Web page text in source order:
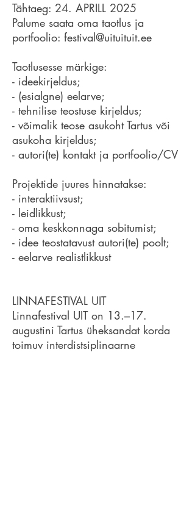
Tähtaeg: 24. APRILL 2025
Palume saata oma taotlus ja
portfoolio: festival@uituituit.ee
Taotlusesse märkige:
- ideekirjeldus;
- (esialgne) eelarve;
- tehnilise teostuse kirjeldus;
- võimalik teose asukoht Tartus või
asukoha kirjeldus;
- autori(te) kontakt ja portfoolio/CV
Projektide juures hinnatakse:
- interaktiivsust;
- leidlikkust;
- oma keskkonnaga sobitumist;
- idee teostatavust autori(te) poolt;
- eelarve realistlikkust
LINNAFESTIVAL UIT
Linnafestival UIT on 13.–17.
augustini Tartus üheksandat korda
toimuv interdistsiplinaarne